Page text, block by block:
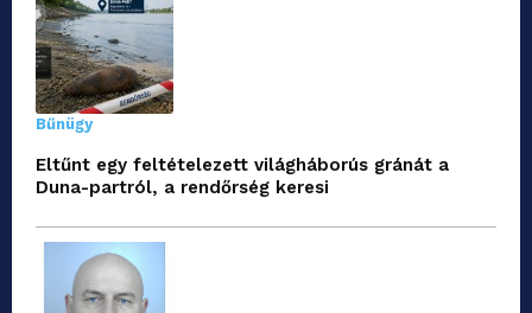
Bűnügy
Eltűnt egy feltételezett világháborús gránát a
Duna-partról, a rendőrség keresi